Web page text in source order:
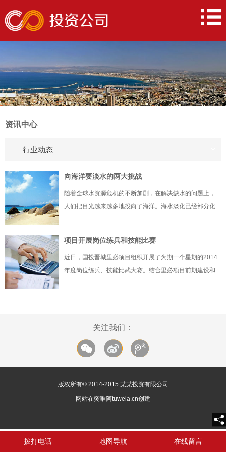
资讯中心
行业动态
向海洋要淡水的两大挑战
随着全球水资源危机的不断加剧，在解决缺水的问题上，
人们把目光越来越多地投向了海洋。海水淡化已经部分化
尝试通过加热海水、冷却水蒸气的方法获得可饮用的淡
水。据记载，公元200年的时...
项目开展岗位练兵和技能比赛
近日，国投晋城里必项目组织开展了为期一个星期的2014
年度岗位练兵、技能比武大赛。结合里必项目前期建设和
能水平。通过活动的开展，充...
关注我们：
版权所有© 2014-2015 某某投资有限公司
网站在突唯阿tuweia.cn创建
拨打电话 地图导航 在线留言